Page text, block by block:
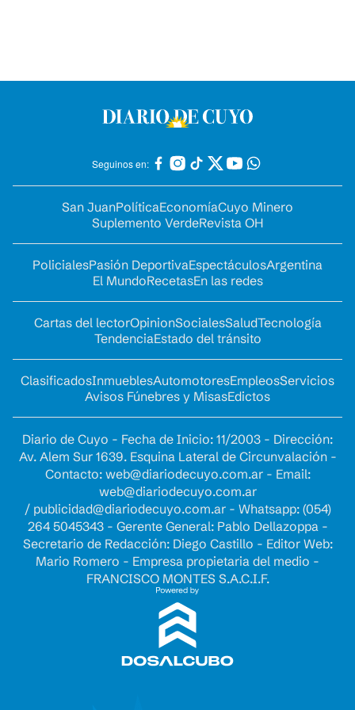
Seguinos en:
San JuanPolíticaEconomíaCuyo Minero
Suplemento VerdeRevista OH
PolicialesPasión DeportivaEspectáculosArgentina
El MundoRecetasEn las redes
Cartas del lectorOpinionSocialesSaludTecnología
TendenciaEstado del tránsito
ClasificadosInmueblesAutomotoresEmpleosServicios
Avisos Fúnebres y MisasEdictos
Diario de Cuyo - Fecha de Inicio: 11/2003 - Dirección:
Av. Alem Sur 1639. Esquina Lateral de Circunvalación -
Contacto: web@diariodecuyo.com.ar- Email:
web@diariodecuyo.com.ar
/ publicidad@diariodecuyo.com.ar- Whatsapp: (054)
264 5045343 - Gerente General: Pablo Dellazoppa -
Secretario de Redacción: Diego Castillo - Editor Web:
Mario Romero - Empresa propietaria del medio -
FRANCISCO MONTES S.A.C.I.F.